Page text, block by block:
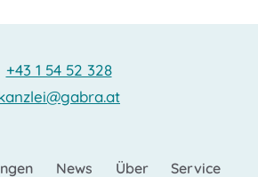
+43 1 54 52 328
News Über Service